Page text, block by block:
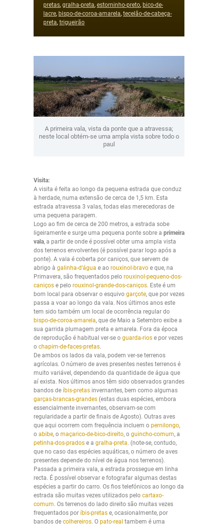
pretas, gralha-preta, estorninho-preto, bico-de-
lacre, bispo-de-coroa-amarela, tecelão-de-cabeça-
preta, trigueirão
A primeira vala, vista da ponte que a atravessa;
neste local obtém-se uma ampla vista sobre todo o
paul
Visita:
A visita é feita ao longo da pequena estrada que conduz
à herdade, numa extensão de cerca de 1,5 km. Esta
estrada atravessa 3 valas, todas elas merecedoras de
uma pequena paragem.
Logo ao fim de cerca de 200 metros, a estrada sobe
ligeiramente e surge uma pequena ponte sobre a primeira
vala, a partir de onde é possível obter uma ampla vista
dos terrenos envolventes (é possível parar logo após a
ponte). A vala é coberta por caniços, que servem de
abrigo à galinha-d’água e ao rouxinol-bravo e que, na
Primavera, são frequentados pelo rouxinol-pequeno-dos-
caniços e pelo rouxinol-grande-dos-caniços. Este é um
bom local para observar o esquivo garçote, que por vezes
passa a voar ao longo da vala. Nos últimos anos este
tem sido também um local de ocorrência regular do
bispo-de-coroa-amarela, que de Maio a Setembro exibe a
sua garrida plumagem preta e amarela. Fora da época
de reprodução é habitual ver-se o guarda-rios e por vezes
o chapim-de-faces-pretas.
De ambos os lados da vala, podem ver-se terrenos
agrícolas. O número de aves presentes nestes terrenos é
muito variável, dependendo da quantidade de água que
aí exista. Nos últimos anos têm sido observados grandes
bandos de íbis-pretas invernantes, bem como algumas
garças-brancas-grandes (estas duas espécies, embora
essencialmente invernantes, observam-se com
regularidade a partir de finais de Agosto). Outras aves
que aqui ocorrem com frequência incluem o pernilongo,
o abibe, o maçarico-de-bico-direito, o guincho-comum, a
petinha-dos-prados e a gralha-preta. (note-se, contudo,
que no caso das espécies aquáticas, o número de aves
presentes depende do nível de água nos terrenos).
Passada a primeira vala, a estrada prossegue em linha
recta. É possível observar e fotografar algumas destas
espécies a partir do carro. Os fios telefónicos ao longo da
estrada são muitas vezes utilizados pelo cartaxo-
comum. Os terrenos do lado direito são muitas vezes
frequentados por íbis-pretas e, ocasionalmente, por
bandos de colhereiros. O pato-real tambem é uma